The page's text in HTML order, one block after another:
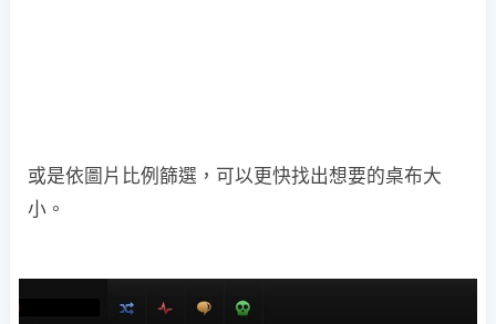
或是依圖片比例篩選，可以更快找出想要的桌布大
小。